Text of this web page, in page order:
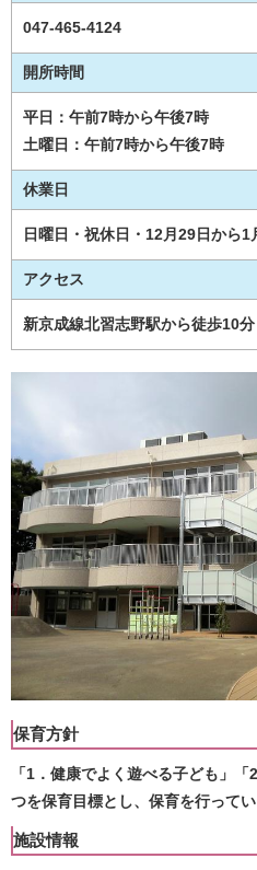
047-465-4124
開所時間
平日：午前7時から午後7時
土曜日：午前7時から午後7時
休業日
日曜日・祝休日・12月29日から1
アクセス
新京成線北習志野駅から徒歩10分
保育方針
「1．健康でよく遊べる子ども」
つを保育目標とし、保育を行ってい
施設情報